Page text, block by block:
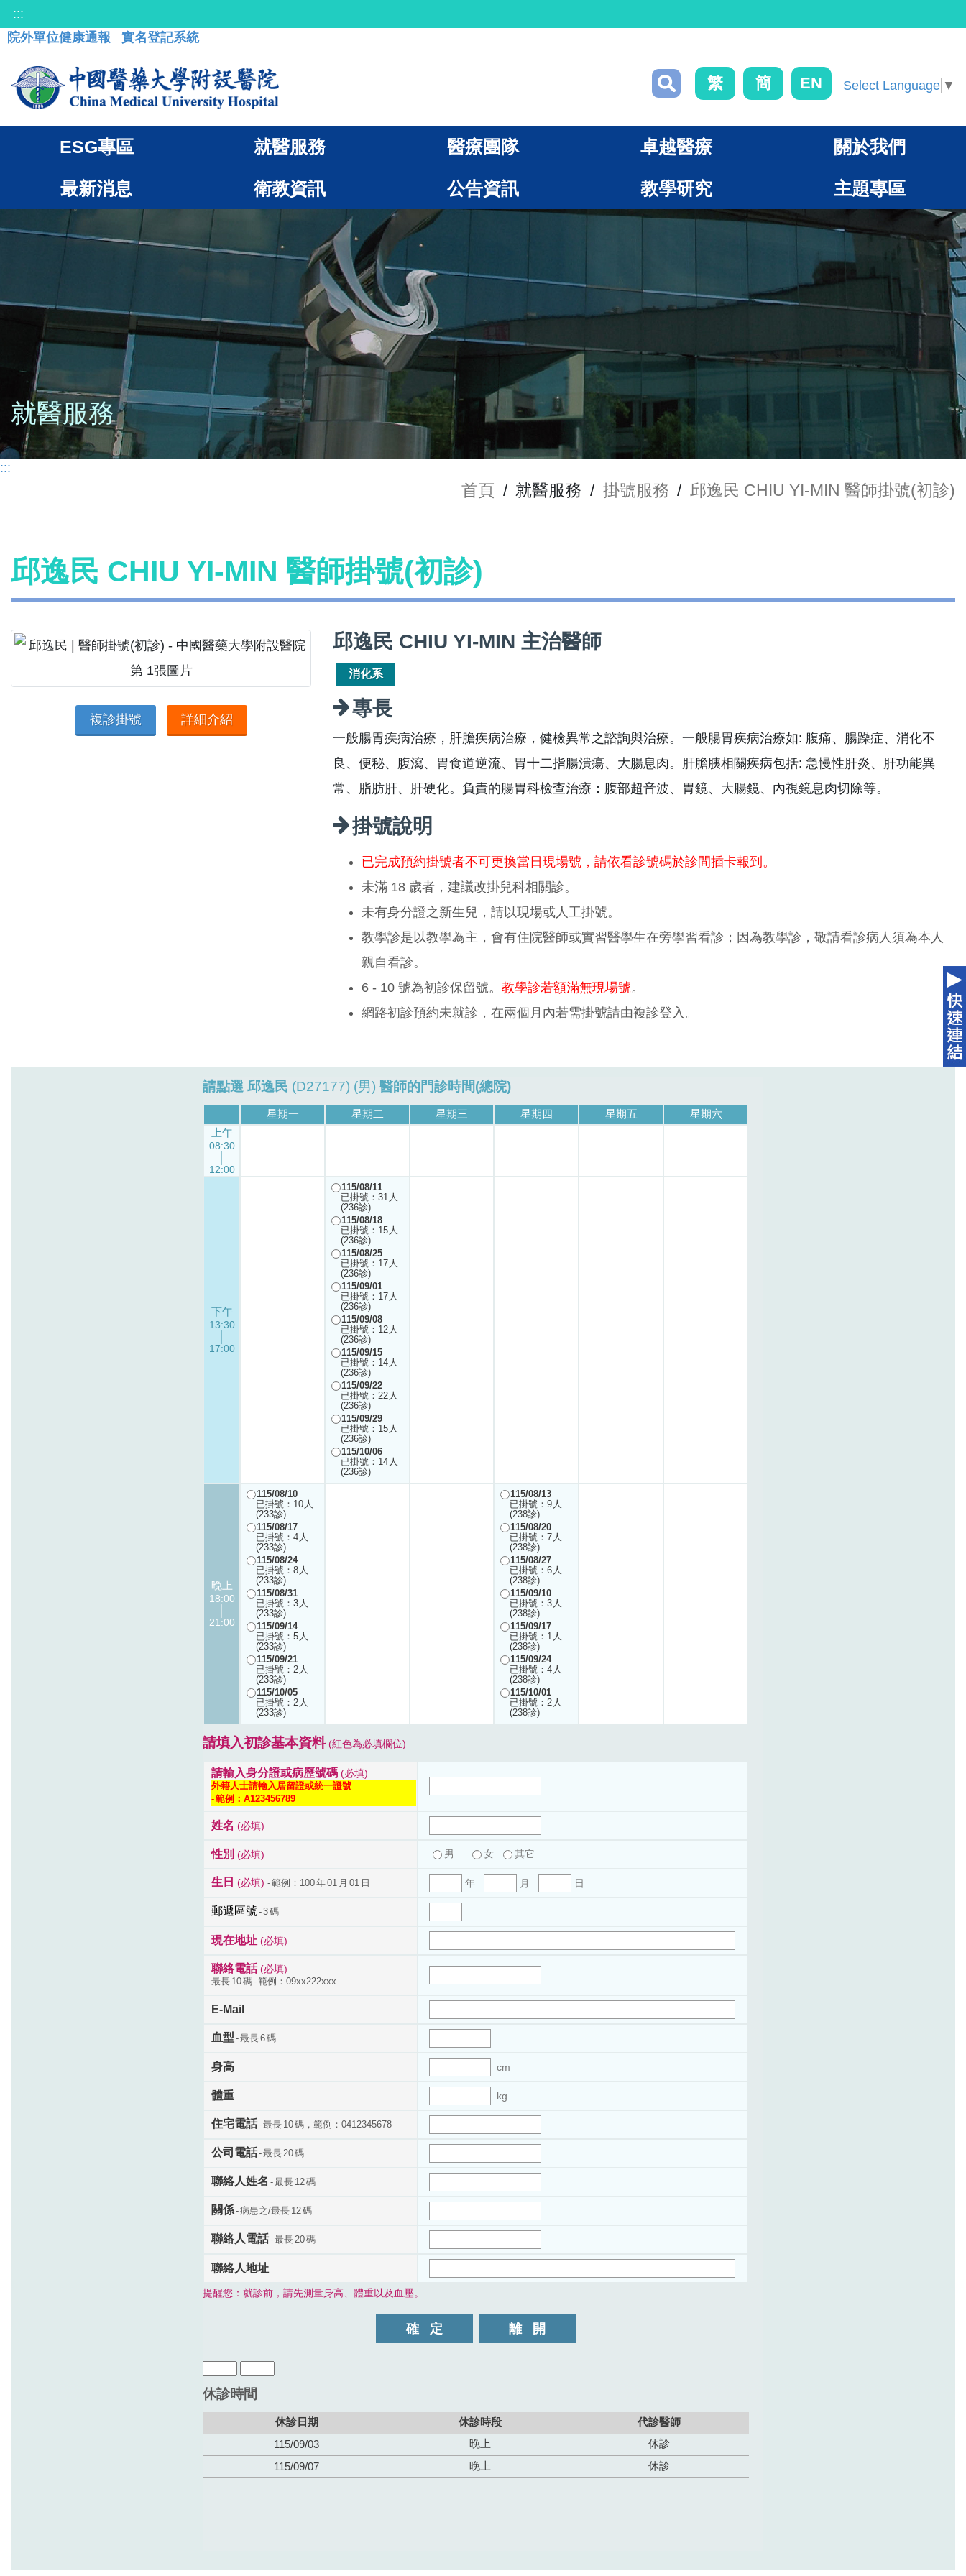
:::
院外單位健康通報
實名登記系統
繁 簡 EN Select Language ▼
ESG專區 就醫服務 醫療團隊 卓越醫療 關於我們
最新消息 衛教資訊 公告資訊 教學研究 主題專區
就醫服務
:::
首頁 / 就醫服務 / 掛號服務 / 邱逸民 CHIU YI-MIN 醫師掛號(初診)
邱逸民 CHIU YI-MIN 醫師掛號(初診)
複診掛號 詳細介紹
邱逸民 CHIU YI-MIN 主治醫師
消化系
專長
一般腸胃疾病治療，肝膽疾病治療，健檢異常之諮詢與治療。一般腸胃疾病治療如: 腹痛、腸躁症、消化不
良、便秘、腹瀉、胃食道逆流、胃十二指腸潰瘍、大腸息肉。肝膽胰相關疾病包括: 急慢性肝炎、肝功能異
常、脂肪肝、肝硬化。負責的腸胃科檢查治療：腹部超音波、胃鏡、大腸鏡、內視鏡息肉切除等。
掛號說明
已完成預約掛號者不可更換當日現場號，請依看診號碼於診間插卡報到。
未滿 18 歲者，建議改掛兒科相關診。
未有身分證之新生兒，請以現場或人工掛號。
教學診是以教學為主，會有住院醫師或實習醫學生在旁學習看診；因為教學診，敬請看診病人須為本人
親自看診。
6 - 10 號為初診保留號。 教學診若額滿無現場號。
網路初診預約未就診，在兩個月內若需掛號請由複診登入。